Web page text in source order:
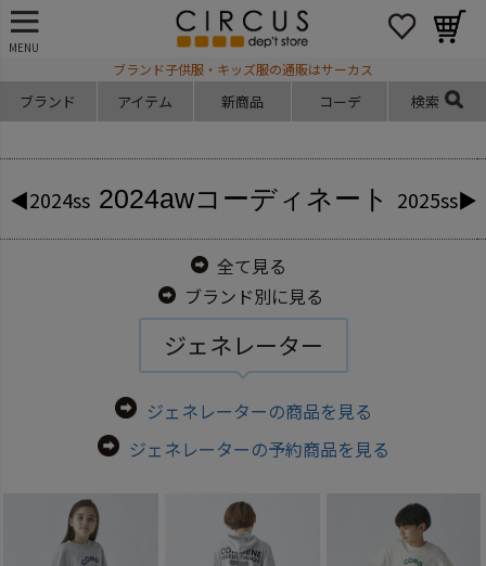
MENU
ブランド子供服・キッズ服の通販はサーカス
ブランド アイテム 新商品 コーデ 検索
◀2024ss 2024awコーディネート 2025ss▶
全て見る
ブランド別に見る
ジェネレーター
ジェネレーターの商品を見る
ジェネレーターの予約商品を見る